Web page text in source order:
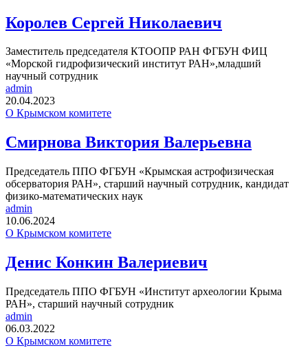
Королев Сергей Николаевич
Заместитель председателя КТООПР РАН ФГБУН ФИЦ
«Морской гидрофизический институт РАН»,младший
научный сотрудник
admin
20.04.2023
О Крымском комитете
Смирнова Виктория Валерьевна
Председатель ППО ФГБУН «Крымская астрофизическая
обсерватория РАН», старший научный сотрудник, кандидат
физико-математических наук
admin
10.06.2024
О Крымском комитете
Денис Конкин Валериевич
Председатель ППО ФГБУН «Институт археологии Крыма
РАН», старший научный сотрудник
admin
06.03.2022
О Крымском комитете